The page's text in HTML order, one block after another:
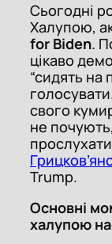
Сьогодні
Халупою,
for Biden.
цікаво
“сидять на
свого
не
Trump.
Основні
халупою